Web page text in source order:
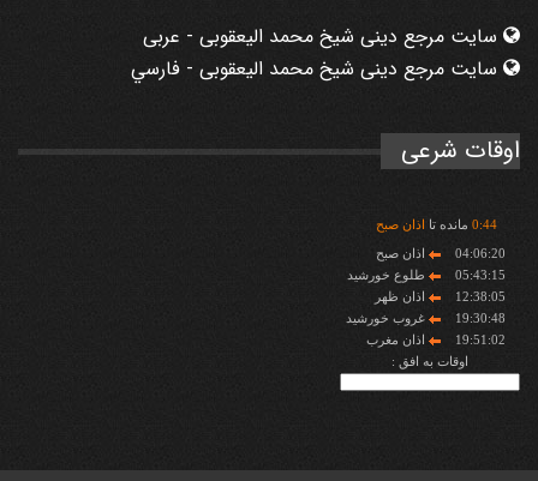
سایت مرجع دینی شیخ محمد الیعقوبی - عربی
سایت مرجع دینی شیخ محمد الیعقوبی - فارسي
اوقات شرعی
0:44 مانده تا اذان صبح
04:06:20
اذان صبح
05:43:15
طلوع خورشید
12:38:05
اذان ظهر
19:30:48
غروب خورشید
19:51:02
اذان مغرب
اوقات به افق :